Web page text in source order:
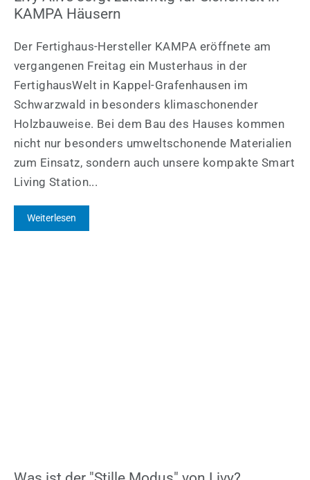
KAMPA Häusern
Der Fertighaus-Hersteller KAMPA eröffnete am
vergangenen Freitag ein Musterhaus in der
FertighausWelt in Kappel-Grafenhausen im
Schwarzwald in besonders klimaschonender
Holzbauweise. Bei dem Bau des Hauses kommen
nicht nur besonders umweltschonende Materialien
zum Einsatz, sondern auch unsere kompakte Smart
Living Station...
Weiterlesen